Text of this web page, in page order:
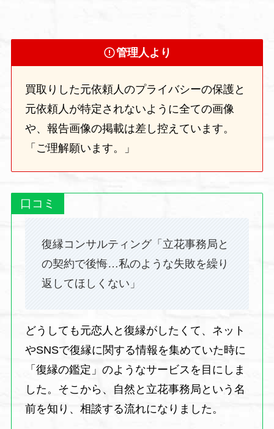
管理人より
買取りした元依頼人のプライバシーの保護と
元依頼人が特定されないように全ての画像
や、報告画像の掲載は差し控えています。
「ご理解願います。」
口コミ
復縁コンサルティング「立花事務局と
の契約で後悔…私のような失敗を繰り
返してほしくない」
どうしても元恋人と復縁がしたくて、ネット
やSNSで復縁に関する情報を集めていた時に
「復縁の鑑定」のようなサービスを目にしま
した。そこから、自然と立花事務局という名
前を知り、相談する流れになりました。